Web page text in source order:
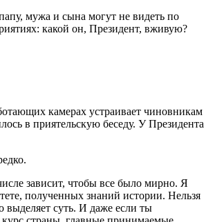
мужа и сына могут не видеть по
какой он, Президент, вживую?
камерах устраивает чиновникам
в приятельскую беседу. У Президента
зависит, чтобы все было мирно. Я
полученных знаний истории. Нельзя
выделяет суть. И даже если ты